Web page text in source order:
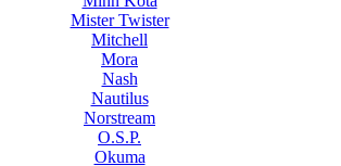
Mister Twister
Mitchell
Mora
Nash
Nautilus
Norstream
O.S.P.
Okuma